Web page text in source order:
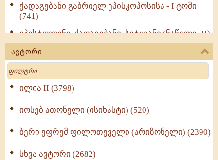
ქადაგებანი გაბრიელ ეპისკოპოსისა - I ტომი
(741)
ეპისტოლენი, ქადაგებანი, სიტყვანი (ნაწილი III)
(723)
მოძღვრის ძალზე სასარგებლო რჩევები
მრევლისათვის (545)
Wisdomge (514)
ქადაგებანი გაბრიელ ეპისკოპოსისა - II ტომი
სულიერი ცხოვრების სახელმძღვანელო -
ნაწილი II (369)
ავტორი
Search
ილია II (3798)
იოსებ ათონელი (ისიხასტი) (520)
ბერი ეფრემ ფილოთეველი (არიზონელი) (2390)
სხვა ავტორი (2682)